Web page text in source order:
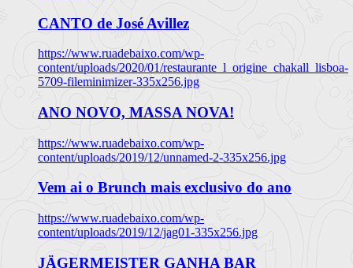
CANTO de José Avillez
https://www.ruadebaixo.com/wp-
content/uploads/2020/01/restaurante_l_origine_chakall_lisboa-
5709-fileminimizer-335x256.jpg
ANO NOVO, MASSA NOVA!
https://www.ruadebaixo.com/wp-
content/uploads/2019/12/unnamed-2-335x256.jpg
Vem ai o Brunch mais exclusivo do ano
https://www.ruadebaixo.com/wp-
content/uploads/2019/12/jag01-335x256.jpg
JÄGERMEISTER GANHA BAR